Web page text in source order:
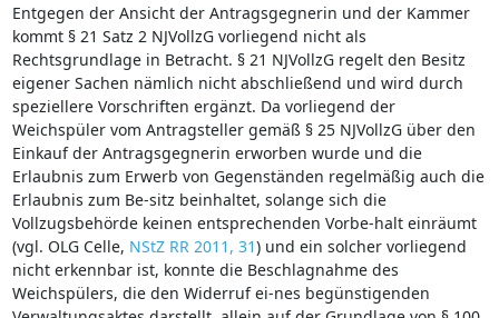
Entgegen der Ansicht der Antragsgegnerin und der Kammer
kommt § 21 Satz 2 NJVollzG vorliegend nicht als
Rechtsgrundlage in Betracht. § 21 NJVollzG regelt den Besitz
eigener Sachen nämlich nicht abschließend und wird durch
speziellere Vorschriften ergänzt. Da vorliegend der
Weichspüler vom Antragsteller gemäß § 25 NJVollzG über den
Einkauf der Antragsgegnerin erworben wurde und die
Erlaubnis zum Erwerb von Gegenständen regelmäßig auch die
Erlaubnis zum Be-sitz beinhaltet, solange sich die
Vollzugsbehörde keinen entsprechenden Vorbe-halt einräumt
(vgl. OLG Celle, NStZ RR 2011, 31) und ein solcher vorliegend
nicht erkennbar ist, konnte die Beschlagnahme des
Weichspülers, die den Widerruf ei-nes begünstigenden